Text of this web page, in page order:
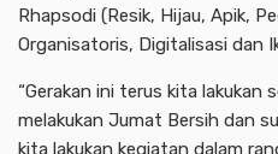
Rhapsodi (Resik, Hijau, Apik,
Organisatoris, Digitalisasi dan
“Gerakan ini terus kita lakukan
melakukan Jumat Bersih dan
kita lakukan kegiatan dalam